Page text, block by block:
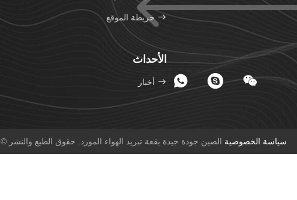
خريطة الموقع
الأحداث
أخبار
سياسة الخصوصية الصين جودة جيدة بقعة تبريد الهواء المورد. حقوق الطبع والنشر © 2018-2025 spotaircooler.com . كل الحقوق محفوظة.